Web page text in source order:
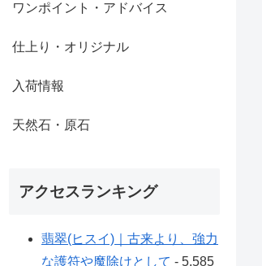
ワンポイント・アドバイス
仕上り・オリジナル
入荷情報
天然石・原石
アクセスランキング
翡翠(ヒスイ)｜古来より、強力
な護符や魔除けとして - 5,585